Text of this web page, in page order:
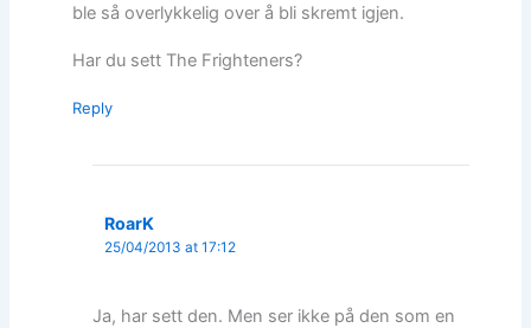
ble så overlykkelig over å bli skremt igjen.
Har du sett The Frighteners?
Reply
RoarK
25/04/2013 at 17:12
Ja, har sett den. Men ser ikke på den som en